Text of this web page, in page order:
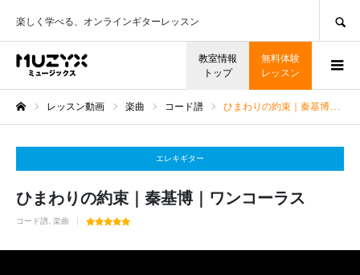
楽しく学べる、オンラインギターレッスン
教室情報
トップ
無料体験
レッスン
レッスン動画 楽曲 コード譜 ひまわりの約束｜秦基博｜ワンコーラス
エレキギター
ひまわりの約束｜秦基博｜ワンコーラス
コード譜 楽曲